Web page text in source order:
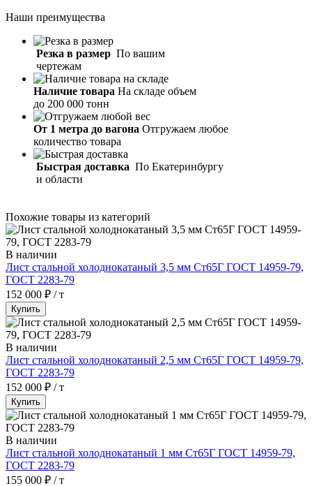
Наши преимущества
Резка в размер По вашим
чертежам
Наличие товара На складе объем
до 200 000 тонн
От 1 метра до вагона Отгружаем любое
количество товара
Быстрая доставка По Екатеринбургу
и области
Похожие товары из категорий
В наличии
Лист стальной холоднокатаный 3,5 мм Ст65Г ГОСТ 14959-79,
ГОСТ 2283-79
152 000 ₽ / т
Купить
В наличии
Лист стальной холоднокатаный 2,5 мм Ст65Г ГОСТ 14959-79,
ГОСТ 2283-79
152 000 ₽ / т
Купить
В наличии
Лист стальной холоднокатаный 1 мм Ст65Г ГОСТ 14959-79,
ГОСТ 2283-79
155 000 ₽ / т